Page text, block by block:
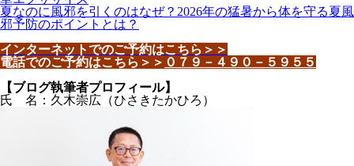
夏なのに風邪を引くのはなぜ？2026年の猛暑から体を守る夏風
邪予防のポイントとは？
インターネットでのご予約はこちら＞＞
電話でのご予約はこちら＞＞ ０７９－４９０－５９５５
【ブログ執筆者プロフィール】
氏 名：久木崇広（ひさきたかひろ）